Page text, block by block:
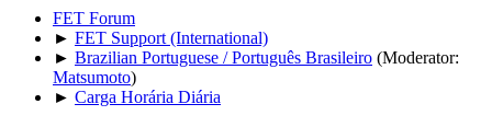
FET Forum
► FET Support (International)
► Brazilian Portuguese / Português Brasileiro (Moderator:
Matsumoto)
► Carga Horária Diária